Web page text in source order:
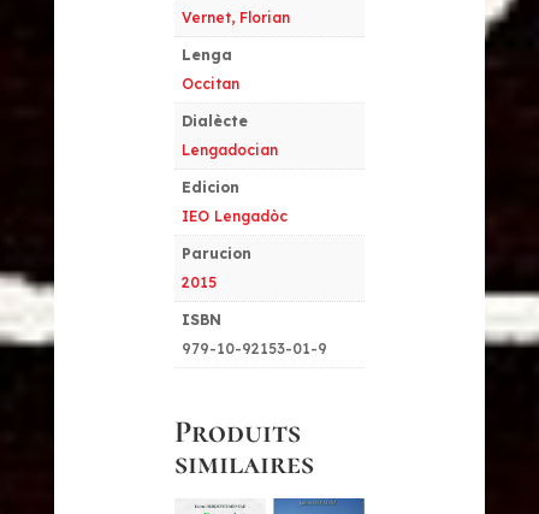
Vernet, Florian
Lenga
Occitan
Dialècte
Lengadocian
Edicion
IEO Lengadòc
Parucion
2015
ISBN
979-10-92153-01-9
Produits
similaires